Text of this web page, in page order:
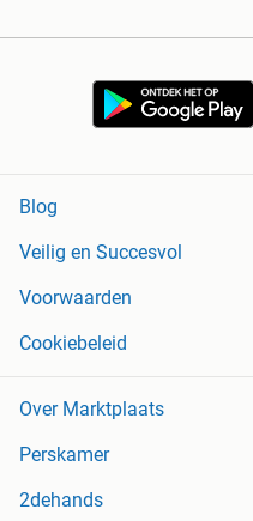
Blog
Veilig en Succesvol
Voorwaarden
Cookiebeleid
Over Marktplaats
Perskamer
2dehands